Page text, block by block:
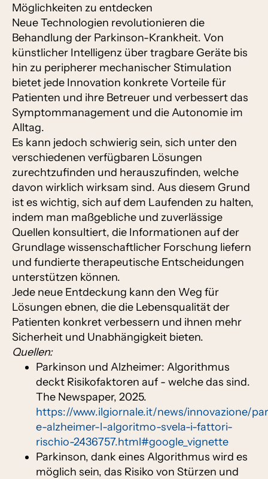
Möglichkeiten zu entdecken
Neue Technologien revolutionieren die
Behandlung der Parkinson-Krankheit. Von
künstlicher Intelligenz über tragbare Geräte bis
hin zu peripherer mechanischer Stimulation
bietet jede Innovation konkrete Vorteile für
Patienten und ihre Betreuer und verbessert das
Symptommanagement und die Autonomie im
Alltag.
Es kann jedoch schwierig sein, sich unter den
verschiedenen verfügbaren Lösungen
zurechtzufinden und herauszufinden, welche
davon wirklich wirksam sind. Aus diesem Grund
ist es wichtig, sich auf dem Laufenden zu halten,
indem man maßgebliche und zuverlässige
Quellen konsultiert, die Informationen auf der
Grundlage wissenschaftlicher Forschung liefern
und fundierte therapeutische Entscheidungen
unterstützen können.
Jede neue Entdeckung kann den Weg für
Lösungen ebnen, die die Lebensqualität der
Patienten konkret verbessern und ihnen mehr
Sicherheit und Unabhängigkeit bieten.
Quellen:
Parkinson und Alzheimer: Algorithmus
deckt Risikofaktoren auf - welche das sind.
The Newspaper, 2025.
https://www.ilgiornale.it/news/innovazione/
e-alzheimer-l-algoritmo-svela-i-fattori-
rischio-2436757.html#google_vignette
Parkinson, dank eines Algorithmus wird es
möglich sein, das Risiko von Stürzen und